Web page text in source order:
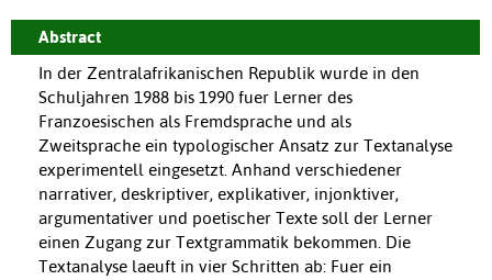
Abstract
In der Zentralafrikanischen Republik wurde in den
Schuljahren 1988 bis 1990 fuer Lerner des
Franzoesischen als Fremdsprache und als
Zweitsprache ein typologischer Ansatz zur Textanalyse
experimentell eingesetzt. Anhand verschiedener
narrativer, deskriptiver, explikativer, injonktiver,
argumentativer und poetischer Texte soll der Lerner
einen Zugang zur Textgrammatik bekommen. Die
Textanalyse laeuft in vier Schritten ab: Fuer ein